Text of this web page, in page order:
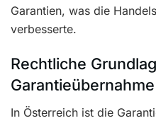
Garantien, was die
verbesserte.
Rechtliche
Garantieübernahme
In Österreich ist die